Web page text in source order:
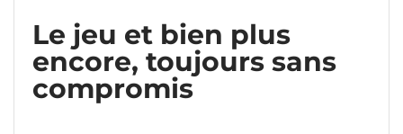
Le jeu et bien plus
encore, toujours sans
compromis